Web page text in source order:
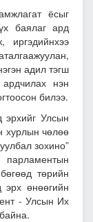
ёсыг
баялаг ард
адил тэгш
нэн
билээ.
Улсын
хурлын чөлөө
зохино”
төрийн
эрх өнөөгийн
- Улсын Их